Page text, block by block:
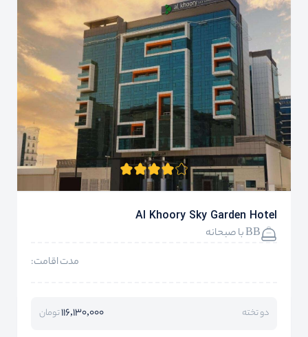
Al Khoory Sky Garden Hotel
BB با صبحانه
مدت اقامت:
دو تخته 116,130,000تومان